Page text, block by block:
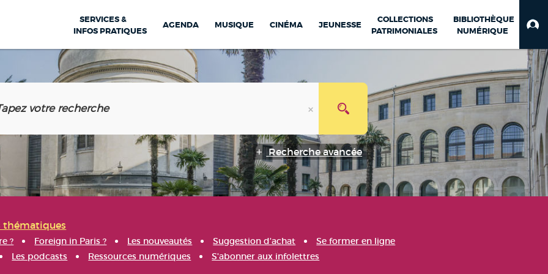
SERVICES &
INFOS PRATIQUES
AGENDA MUSIQUE CINÉMA JEUNESSE
COLLECTIONS
PATRIMONIALES
BIBLIOTHÈQUE
NUMÉRIQUE
Recherche avancée
thématiques
? Foreign in Paris ? Les nouveautés Suggestion d'achat
Se former en ligne
Les podcasts Ressources numériques S'abonner aux infolettres